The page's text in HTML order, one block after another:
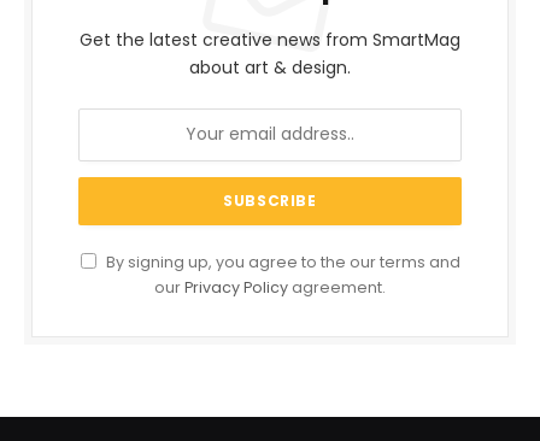
Get the latest creative news from SmartMag
about art & design.
By signing up, you agree to the our terms and
ourPrivacy Policy agreement.